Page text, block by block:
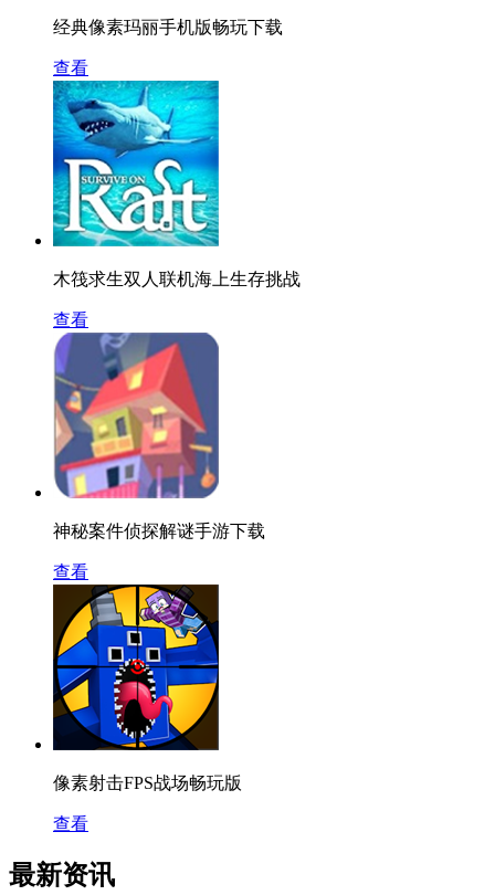
经典像素玛丽手机版畅玩下载
查看
木筏求生双人联机海上生存挑战
查看
神秘案件侦探解谜手游下载
查看
像素射击FPS战场畅玩版
查看
最新资讯